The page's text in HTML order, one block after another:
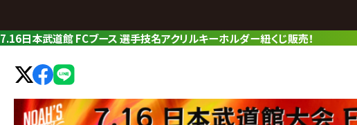
リ
グ・
7.16日本武道館 FCブース 選手技名アクリルキーホルダー紐くじ販売！